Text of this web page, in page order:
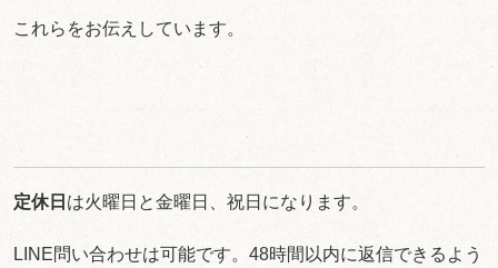
これらをお伝えしています。
定休日 は火曜日と金曜日、祝日になります。
LINE問い合わせは可能です。48時間以内に返信できるよう